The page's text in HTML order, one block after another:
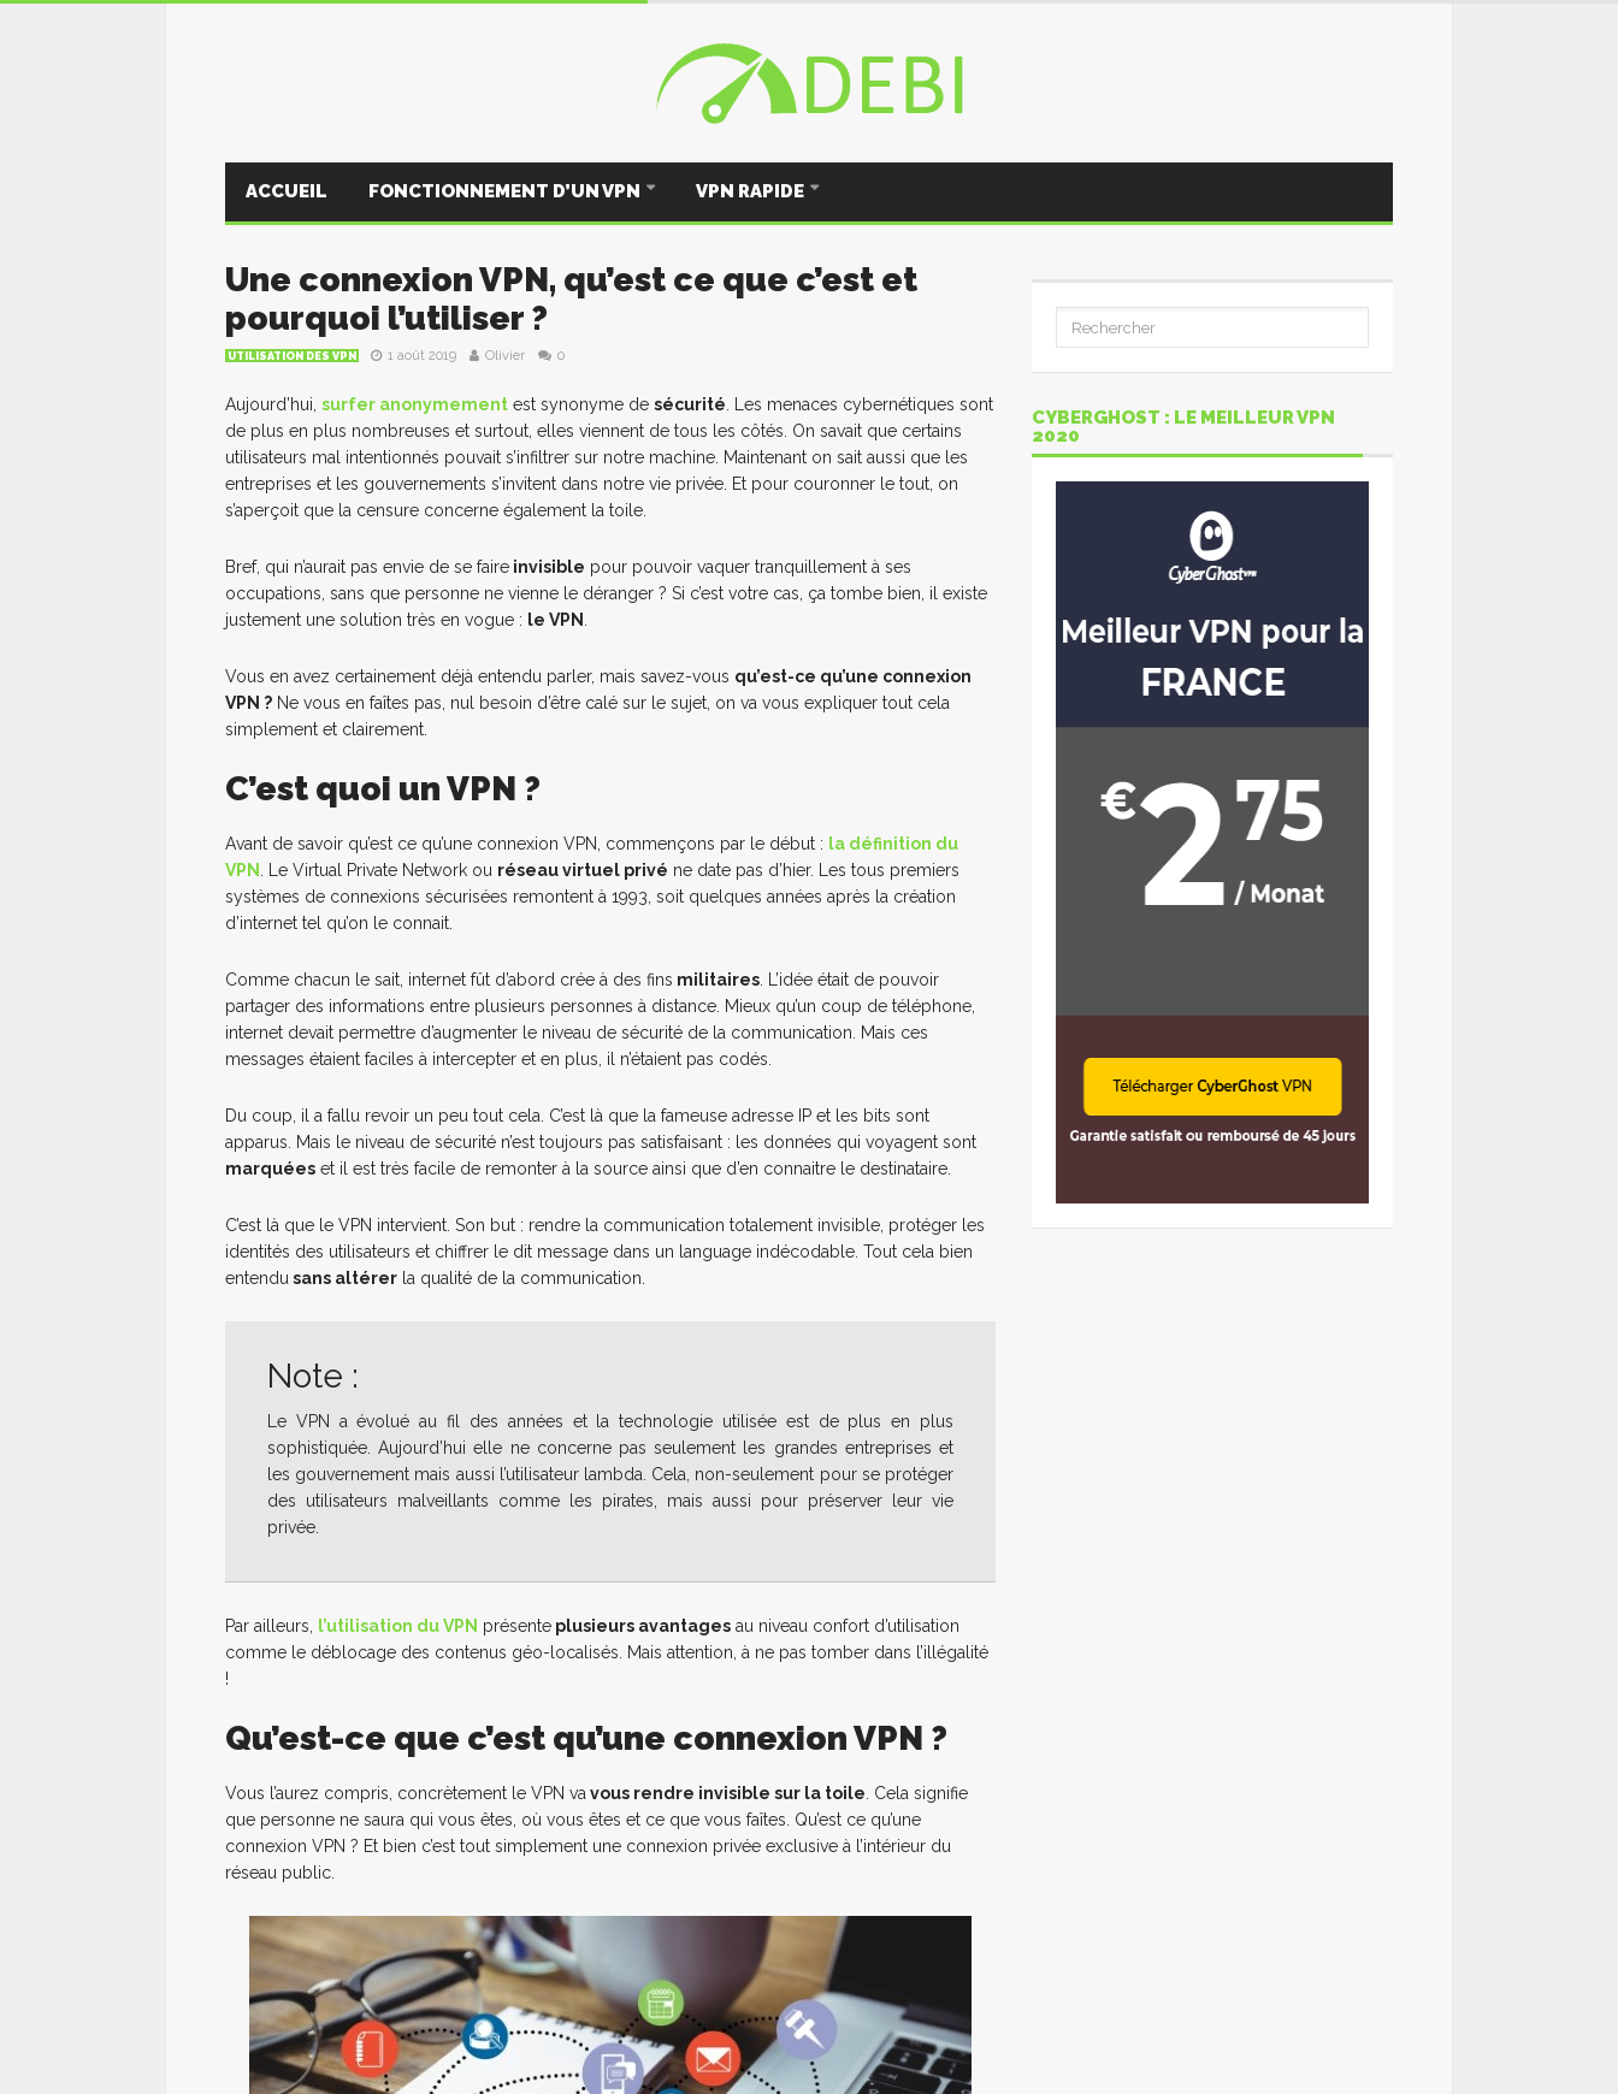
ACCUEIL FONCTIONNEMENT D’UN VPN VPN RAPIDE
Une connexion VPN, qu’est ce que c’est et
pourquoi l’utiliser ?
UTILISATION DES VPN 1 août 2019 Olivier 0
Aujourd’hui, surfer anonymement est synonyme de sécurité . Les menaces cybernétiques sont
de plus en plus nombreuses et surtout, elles viennent de tous les côtés. On savait que certains
utilisateurs mal intentionnés pouvait s’infiltrer sur notre machine. Maintenant on sait aussi que les
entreprises et les gouvernements s’invitent dans notre vie privée. Et pour couronner le tout, on
s’aperçoit que la censure concerne également la toile.
Bref, qui n’aurait pas envie de se faire invisible pour pouvoir vaquer tranquillement à ses
occupations, sans que personne ne vienne le déranger ? Si c’est votre cas, ça tombe bien, il existe
justement une solution très en vogue : le VPN
Vous en avez certainement déjà entendu parler, mais savez-vous qu’est-ce qu’une connexion
VPN ? Ne vous en faîtes pas, nul besoin d’être calé sur le sujet, on va vous expliquer tout cela
simplement et clairement.
C’est quoi un VPN ?
Avant de savoir qu’est ce qu’une connexion VPN, commençons par le début : la définition du
VPN
. Le Virtual Private Network ou réseau virtuel privé ne date pas d’hier. Les tous premiers
systèmes de connexions sécurisées remontent à 1993, soit quelques années après la création
d’internet tel qu’on le connait.
Comme chacun le sait, internet fût d’abord crée à des fins militaires . L’idée était de pouvoir
partager des informations entre plusieurs personnes à distance. Mieux qu’un coup de téléphone,
internet devait permettre d’augmenter le niveau de sécurité de la communication. Mais ces
messages étaient faciles à intercepter et en plus, il n’étaient pas codés.
Du coup, il a fallu revoir un peu tout cela. C’est là que la fameuse adresse IP et les bits sont
apparus. Mais le niveau de sécurité n’est toujours pas satisfaisant : les données qui voyagent sont
marquées et il est très facile de remonter à la source ainsi que d’en connaitre le destinataire.
C’est là que le VPN intervient. Son but : rendre la communication totalement invisible, protéger les
identités des utilisateurs et chiffrer le dit message dans un language indécodable. Tout cela bien
entendu sans altérer la qualité de la communication.
Note :
Le VPN a évolué au fil des années et la technologie utilisée est de plus en plus
sophistiquée. Aujourd’hui elle ne concerne pas seulement les grandes entreprises et
les gouvernement mais aussi l’utilisateur lambda. Cela, non-seulement pour se protéger
des utilisateurs malveillants comme les pirates, mais aussi pour préserver leur vie
privée.
Par ailleurs, l’utilisation du VPN présente plusieurs avantages au niveau confort d’utilisation
comme le déblocage des contenus géo-localisés. Mais attention, à ne pas tomber dans l’illégalité
!
Qu’est-ce que c’est qu’une connexion VPN ?
Vous l’aurez compris, concrètement le VPN va vous rendre invisible sur la toile . Cela signifie
que personne ne saura qui vous êtes, où vous êtes et ce que vous faîtes. Qu’est ce qu’une
connexion VPN ? Et bien c’est tout simplement une connexion privée exclusive à l’intérieur du
réseau public.
CYBERGHOST : LE MEILLEUR VPN
2020